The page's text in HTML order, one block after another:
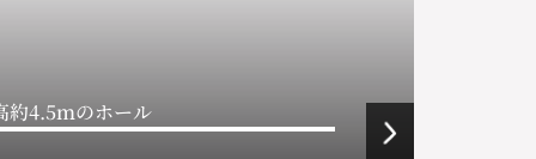
約4.5ｍのホール